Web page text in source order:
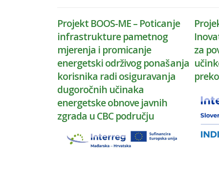
Projekt BOOS-ME – Poticanje
infrastrukture pametnog
mjerenja i promicanje
energetski održivog ponašanja
korisnika radi osiguravanja
dugoročnih učinaka
energetske obnove javnih
zgrada u CBC području
za